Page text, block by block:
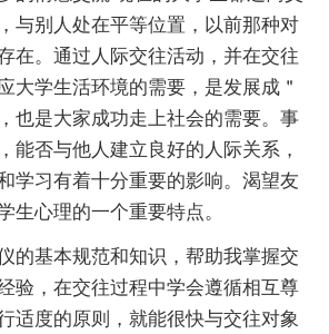
与别人处在平等位置，以前那种对
在。通过人际交往活动，并在交往
大学生活环境的需要，是发展成＂
也是大家成功走上社会的需要。事
能否与他人建立良好的人际关系，
学习有着十分重要的影响。渴望友
生心理的一个重要特点。
的基本规范和知识，帮助我掌握交
验，在交往过程中学会遵循相互尊
适度的原则，就能很快与交往对象